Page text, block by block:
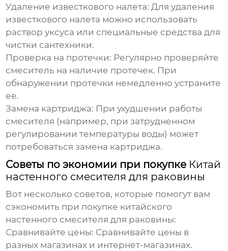
Удаление известкового налета: Для удаления
известкового налета можно использовать
раствор уксуса или специальные средства для
чистки сантехники.
Проверка на протечки: Регулярно проверяйте
смеситель на наличие протечек. При
обнаружении протечки немедленно устраните
ее.
Замена картриджа: При ухудшении работы
смесителя (например, при затрудненном
регулировании температуры воды) может
потребоваться замена картриджа.
Советы по экономии при покупке Китай
настенного смесителя для раковины
Вот несколько советов, которые помогут вам
сэкономить при покупке китайского
настенного смесителя для раковины:
Сравнивайте цены: Сравнивайте цены в
разных магазинах и интернет-магазинах.